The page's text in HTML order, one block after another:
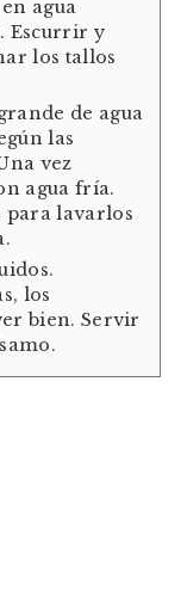
agua
Escurrir y
los tallos
de agua
las
vez
agua fría.
para lavarlos
los
bien. Servir